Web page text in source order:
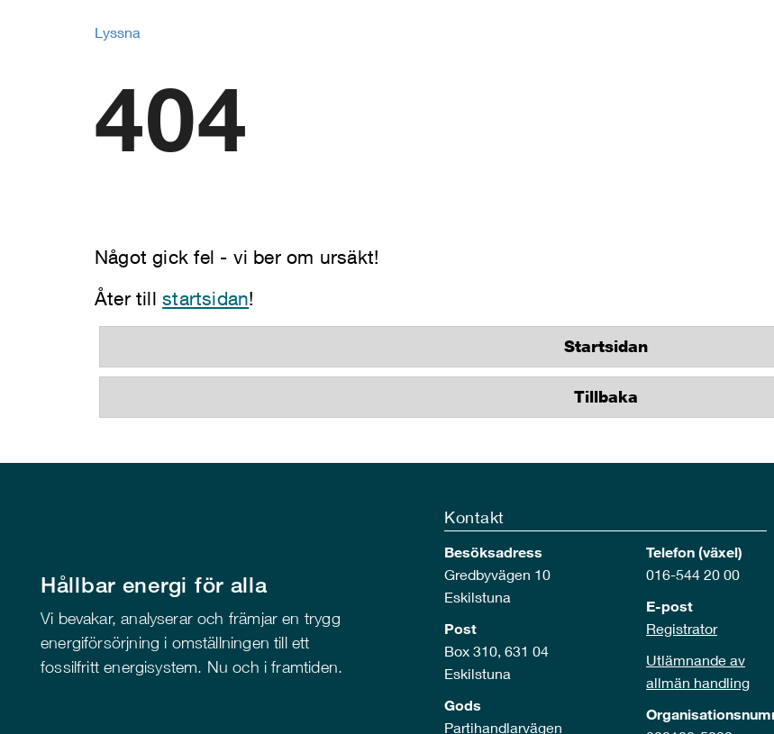
Lyssna
404
Något gick fel - vi ber om ursäkt!
Åter tillstartsidan!
Startsidan
Tillbaka
Hållbar energi för alla
Vi bevakar, analyserar och främjar en trygg
energiförsörjning i omställningen till ett
fossilfritt energisystem. Nu och i framtiden.
Kontakt
Besöksadress
Gredbyvägen 10
Eskilstuna
Post
Box 310, 631 04
Eskilstuna
Gods
Partihandlarvägen
Telefon (växel)
016-544 20 00
E-post
Registrator
Utlämnande av
allmän handling